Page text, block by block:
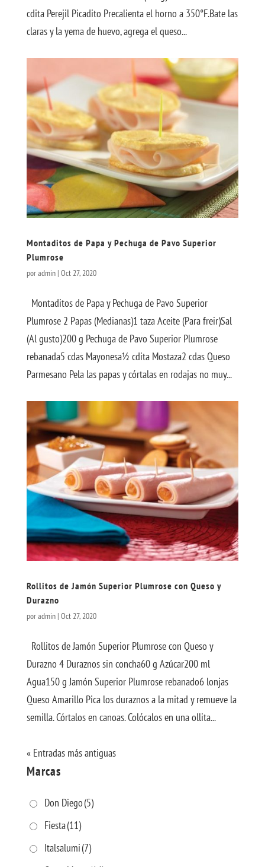
cdita Perejil Picadito Precalienta el horno a 350°F.Bate las
claras y la yema de huevo, agrega el queso...
Montaditos de Papa y Pechuga de Pavo Superior
Plumrose
poradmin| Oct 27, 2020
Montaditos de Papa y Pechuga de Pavo Superior
Plumrose 2 Papas (Medianas)1 taza Aceite (Para freir)Sal
(Al gusto)200 g Pechuga de Pavo Superior Plumrose
rebanada5 cdas Mayonesa½ cdita Mostaza2 cdas Queso
Parmesano Pela las papas y córtalas en rodajas no muy...
Rollitos de Jamón Superior Plumrose con Queso y
Durazno
poradmin| Oct 27, 2020
Rollitos de Jamón Superior Plumrose con Queso y
Durazno 4 Duraznos sin concha60 g Azúcar200 ml
Agua150 g Jamón Superior Plumrose rebanado6 lonjas
Queso Amarillo Pica los duraznos a la mitad y remueve la
semilla. Córtalos en canoas. Colócalos en una ollita...
« Entradas más antiguas
Marcas
Don Diego(5)
Fiesta(11)
Italsalumi(7)